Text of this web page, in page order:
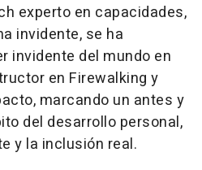
experto en capacidades,
invidente, se ha
invidente del mundo en
en Firewalking y
marcando un antes y
del desarrollo personal,
y la inclusión real.